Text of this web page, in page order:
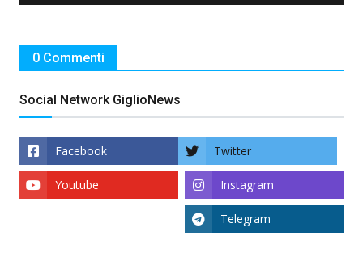
0 Commenti
Social Network GiglioNews
Facebook Twitter
Instagram
Youtube
Telegram